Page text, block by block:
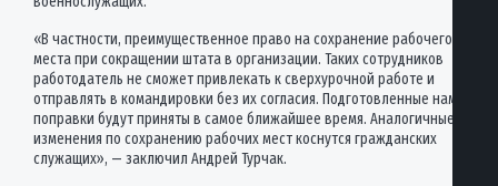
«В частности, преимущественное право на сохранение рабочего
места при сокращении штата в организации. Таких сотрудников
работодатель не сможет привлекать к сверхурочной работе и
отправлять в командировки без их согласия. Подготовленные нами
поправки будут приняты в самое ближайшее время. Аналогичные
изменения по сохранению рабочих мест коснутся гражданских
служащих», — заключил Андрей Турчак.